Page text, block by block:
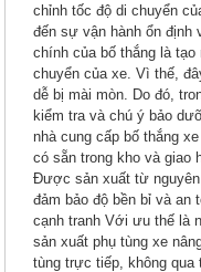
chỉnh tốc độ di chuyển
đến sự vận hành ổn định
chính của bố thắng là
chuyển của xe. Vì thế,
dễ bị mài mòn. Do đó,
kiểm tra và chú ý bảo
nhà cung cấp bố thắng
có sẵn trong kho và giao
Được sản xuất từ nguyên
đảm bảo độ bền bỉ và an
cạnh tranh Với ưu thế là
sản xuất phụ tùng xe
tùng trực tiếp, không qua